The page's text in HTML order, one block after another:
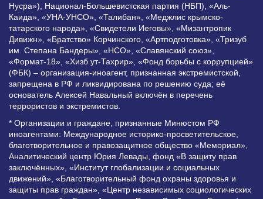
Нусра»), Национал-Большевистская партия (НБП), «Аль-
Каида», «УНА-УНСО», «Талибан», «Меджлис крымско-
татарского народа», «Свидетели Иеговы», «Мизантропик
Дивижн», «Братство» Корчинского, «Артподготовка», «Тризуб
им. Степана Бандеры», «НСО», «Славянский союз»,
«Формат-18», «Хизб ут-Тахрир», «Фонд борьбы с коррупцией»
(ФБК) – организация-иноагент, признанная экстремистской,
запрещена в РФ и ликвидирована по решению суда; её
основатель Алексей Навальный включён в перечень
террористов и экстремистов.
* Организации и граждане, признанные Минюстом РФ
иноагентами: Международное историко-просветительское,
благотворительное и правозащитное общество «Мемориал»,
Аналитический центр Юрия Левады, фонд «В защиту прав
заключённых», «Институт глобализации и социальных
движений», «Благотворительный фонд охраны здоровья и
защиты прав граждан», «Центр независимых социологических